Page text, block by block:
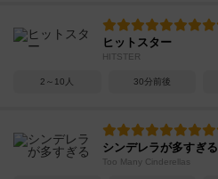
ヒットスター
HITSTER
2～10人 30分前後
シンデレラが多すぎる
Too Many Cinderellas